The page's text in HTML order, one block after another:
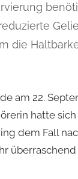
die
am 22.
hatte
dem Fall